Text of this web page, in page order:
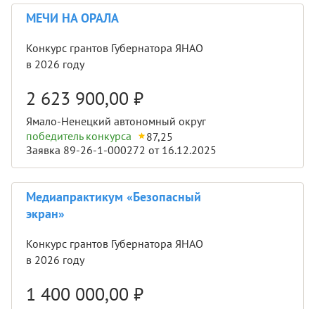
МЕЧИ НА ОРАЛА
Конкурс грантов Губернатора ЯНАО
в 2026 году
2 623 900,00 ₽
Ямало-Ненецкий автономный округ
победитель конкурса
87,25
Заявка 89-26-1-000272 от 16.12.2025
Медиапрактикум «Безопасный
экран»
Конкурс грантов Губернатора ЯНАО
в 2026 году
1 400 000,00 ₽